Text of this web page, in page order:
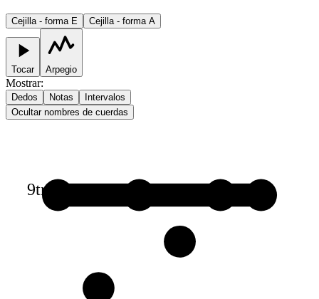
Cejilla - forma E Cejilla - forma A
Tocar Arpegio
Mostrar:
Dedos Notas
Intervalos
Ocultar nombres de cuerdas
9tr